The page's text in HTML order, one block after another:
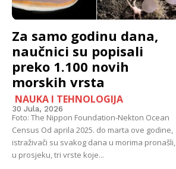
Za samo godinu dana,
naučnici su popisali
preko 1.100 novih
morskih vrsta
NAUKA I TEHNOLOGIJA
30 Jula, 2026
Foto: The Nippon Foundation-Nekton Ocean
Census Od aprila 2025. do marta ove godine,
istraživači su svakog dana u morima pronašli,
u prosjeku, tri vrste koje...